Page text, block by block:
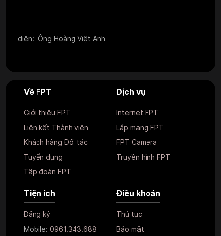
diện: Ông Hoàng Việt Anh
Về FPT
Giới thiệu FPT
Liên kết Thành viên
Khách hàng Đối tác
Tuyển dụng
Tập đoàn FPT
Dịch vụ
Internet FPT
Lắp mạng FPT
FPT Camera
Truyền hình FPT
Tiện ích
Đăng ký
Mobile: 0961.343.688
Điều khoản
Thủ tục
Bảo mật